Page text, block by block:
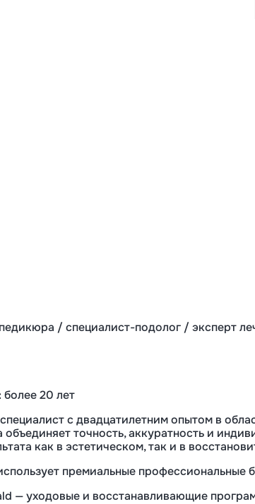
/ специалист-подолог / эксперт
20 лет
с двадцатилетним опытом в
объединяет точность, аккуратность и
как в эстетическом, так и в
премиальные профессиональные
— уходовые и восстанавливающие